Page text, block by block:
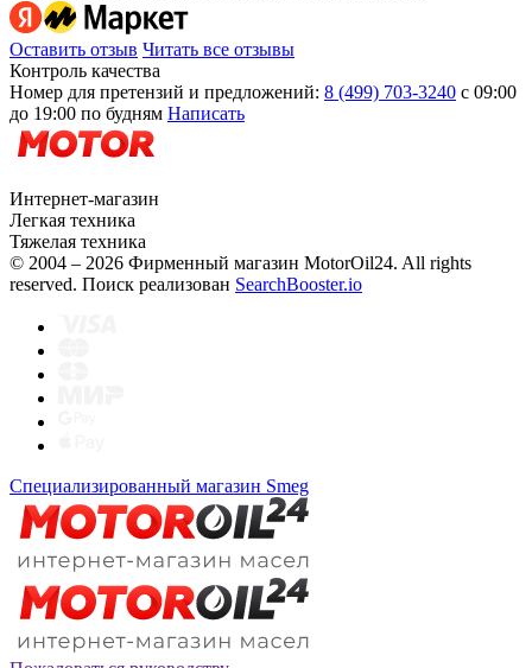
Оставить отзыв Читать все отзывы
Контроль качества
Номер для претензий и предложений: 8 (499) 703-3240 с 09:00
до 19:00 по будням Написать
Интернет-магазин
Легкая техника
Тяжелая техника
© 2004 – 2026 Фирменный магазин MotorOil24. All rights
reserved. Поиск реализован SearchBooster.io
Специализированный магазин Smeg